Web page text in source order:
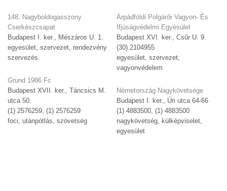
148. Nagyboldogasszony
Cserkészcsapat
Budapest I. ker., Mészáros U. 1.
egyesület, szervezet, rendezvény
szervezés
Grund 1986 Fc
Budapest XVII. ker., Táncsics M.
utca 50.
(1) 2576259, (1) 2576259
foci, utánpótlás, szövetség
Árpádföldi Polgárőr Vagyon- És
Ifjúságvédelmi Egyesület
Budapest XVI. ker., Csűr U. 9.
(30) 2104955
egyesület, szervezet,
vagyonvédelem
Németország Nagykövetsége
Budapest I. ker., Úri utca 64-66
(1) 4883500, (1) 4883500
nagykövetség, külképviselet,
egyesület